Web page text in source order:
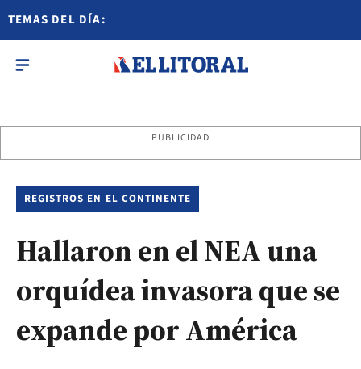
TEMAS DEL DÍA:
PUBLICIDAD
REGISTROS EN EL CONTINENTE
Hallaron en el NEA una
orquídea invasora que se
expande por América